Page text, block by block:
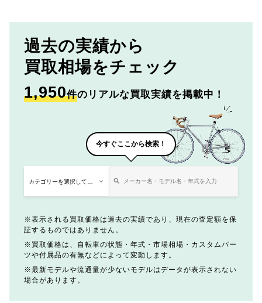
過去の実績から
買取相場をチェック
1,950件のリアルな買取実績を掲載中！
今すぐここから検索！
表示される買取価格は過去の実績であり、現在の査定額を保
証するものではありません。
買取価格は、自転車の状態・年式・市場相場・カスタムパー
ツや付属品の有無などによって変動します。
最新モデルや流通量が少ないモデルはデータが表示されない
場合があります。